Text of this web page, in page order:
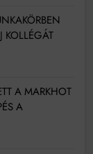
KOLLÉGÁT
A MARKHOT
A